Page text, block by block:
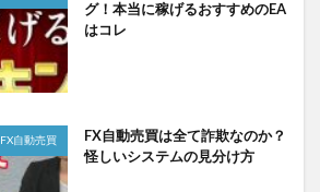
グ！本当に稼げるおすすめのEA
はコレ
FX自動売買
FX自動売買は全て詐欺なのか？
怪しいシステムの見分け方